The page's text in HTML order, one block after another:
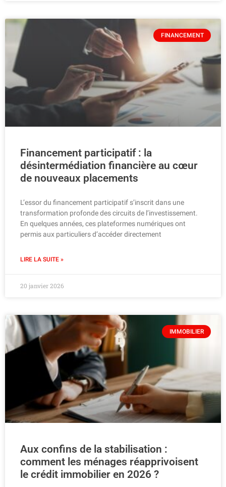
FINANCEMENT
Financement participatif : la
désintermédiation financière au cœur
de nouveaux placements
L’essor du financement participatif s’inscrit dans une
transformation profonde des circuits de l’investissement.
En quelques années, ces plateformes numériques ont
permis aux particuliers d’accéder directement
LIRE LA SUITE »
20 janvier 2026
IMMOBILIER
Aux confins de la stabilisation :
comment les ménages réapprivoisent
le crédit immobilier en 2026 ?